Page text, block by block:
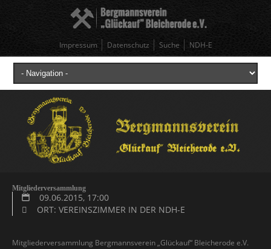
Impressum Datenschutz Suche NDH-E
Mitgliederversammlung
09.06.2015, 17:00
ORT: VEREINSZIMMER IN DER NDH-E
Mitgliederversammlung Bergmannsverein „Glückauf“ Bleicherode e.V.